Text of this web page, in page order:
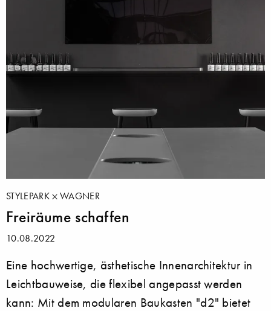
STYLEPARK WAGNER
Freiräume schaffen
10.08.2022
Eine hochwertige, ästhetische Innenarchitektur in
Leichtbauweise, die flexibel angepasst werden
kann: Mit dem modularen Baukasten "d2" bietet